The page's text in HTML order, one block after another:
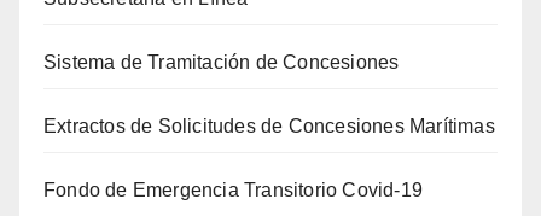
Sistema de Tramitación de Concesiones
Extractos de Solicitudes de Concesiones Marítimas
Fondo de Emergencia Transitorio Covid-19